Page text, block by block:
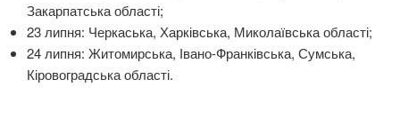
Закарпатська області;
23 липня: Черкаська, Харківська, Миколаївська області;
24 липня: Житомирська, Івано-Франківська, Сумська,
Кіровоградська області.